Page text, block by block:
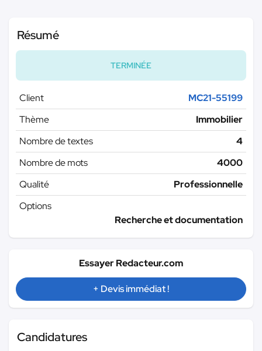
Résumé
TERMINÉE
Client
MC21-55199
Thème
Immobilier
Nombre de textes
4
Nombre de mots
4000
Qualité
Professionnelle
Options
Recherche et documentation
Essayer Redacteur.com
+ Devis immédiat !
Candidatures